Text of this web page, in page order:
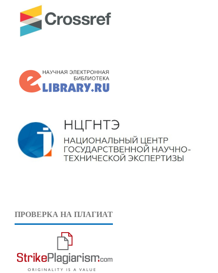
ПРОВЕРКА НА ПЛАГИАТ